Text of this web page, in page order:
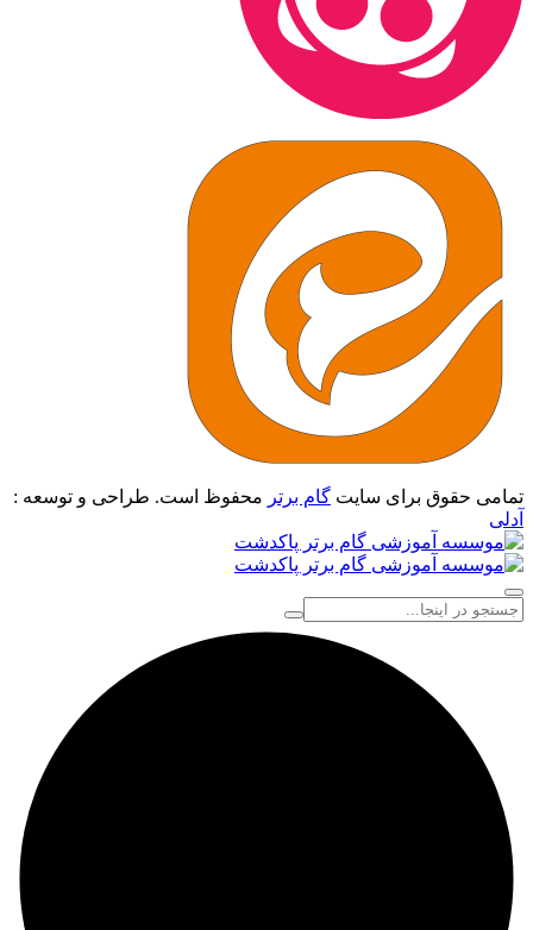
تمامی حقوق برای سایت گام برتر محفوظ است. طراحی و توسعه :
آدلی